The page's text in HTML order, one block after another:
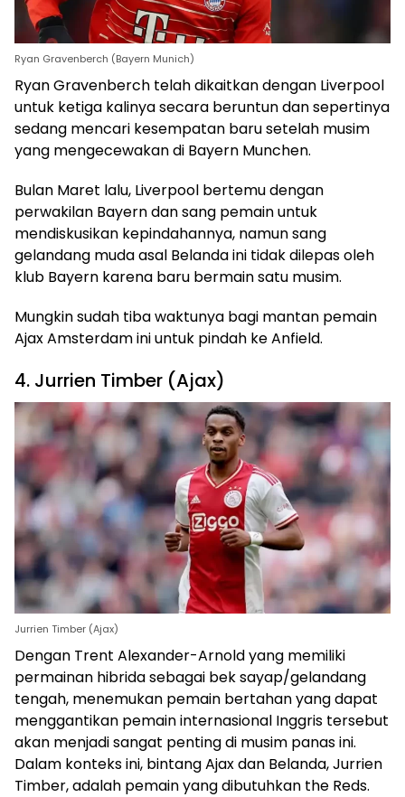
Ryan Gravenberch (Bayern Munich)
Ryan Gravenberch telah dikaitkan dengan Liverpool
untuk ketiga kalinya secara beruntun dan sepertinya
sedang mencari kesempatan baru setelah musim
yang mengecewakan di Bayern Munchen.
Bulan Maret lalu, Liverpool bertemu dengan
perwakilan Bayern dan sang pemain untuk
mendiskusikan kepindahannya, namun sang
gelandang muda asal Belanda ini tidak dilepas oleh
klub Bayern karena baru bermain satu musim.
Mungkin sudah tiba waktunya bagi mantan pemain
Ajax Amsterdam ini untuk pindah ke Anfield.
4. Jurrien Timber (Ajax)
Jurrien Timber (Ajax)
Dengan Trent Alexander-Arnold yang memiliki
permainan hibrida sebagai bek sayap/gelandang
tengah, menemukan pemain bertahan yang dapat
menggantikan pemain internasional Inggris tersebut
akan menjadi sangat penting di musim panas ini.
Dalam konteks ini, bintang Ajax dan Belanda, Jurrien
Timber, adalah pemain yang dibutuhkan the Reds.